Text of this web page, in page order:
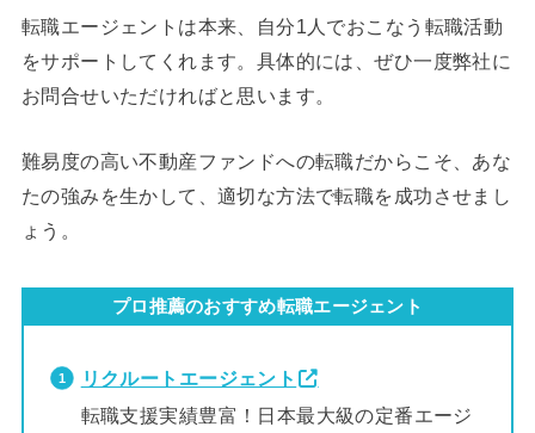
転職エージェントは本来、自分1人でおこなう転職活動
をサポートしてくれます。具体的には、ぜひ一度弊社に
お問合せいただければと思います。
難易度の高い不動産ファンドへの転職だからこそ、あな
たの強みを生かして、適切な方法で転職を成功させまし
ょう。
プロ推薦のおすすめ転職エージェント
リクルートエージェント
転職支援実績豊富！日本最大級の定番エージ